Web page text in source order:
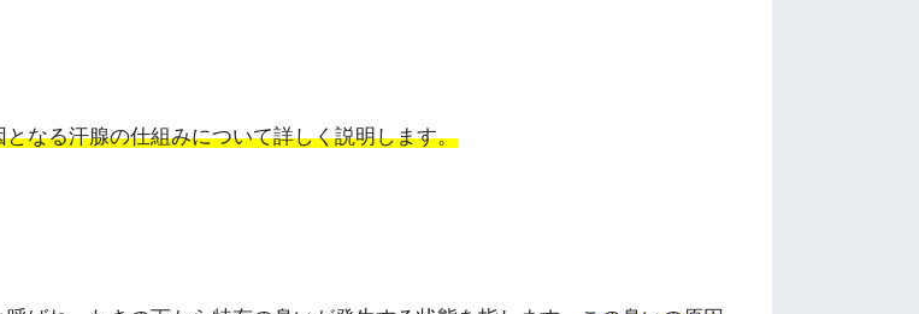
なる汗腺の仕組みについて詳しく説明します。